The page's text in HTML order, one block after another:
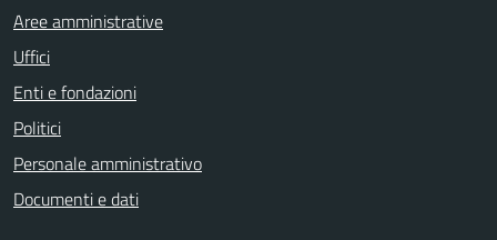
Aree amministrative
Uffici
Enti e fondazioni
Politici
Personale amministrativo
Documenti e dati